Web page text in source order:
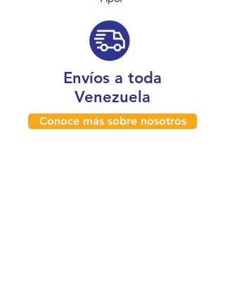
Envíos a toda
Venezuela
Conoce más sobre nosotros